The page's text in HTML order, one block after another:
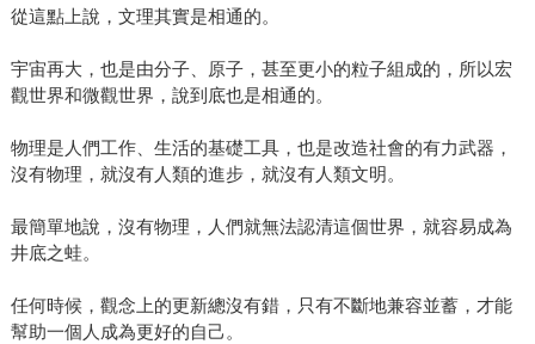
從這點上說，文理其實是相通的。
宇宙再大，也是由分子、原子，甚至更小的粒子組成的，所以宏
觀世界和微觀世界，說到底也是相通的。
物理是人們工作、生活的基礎工具，也是改造社會的有力武器，
沒有物理，就沒有人類的進步，就沒有人類文明。
最簡單地說，沒有物理，人們就無法認清這個世界，就容易成為
井底之蛙。
任何時候，觀念上的更新總沒有錯，只有不斷地兼容並蓄，才能
幫助一個人成為更好的自己。